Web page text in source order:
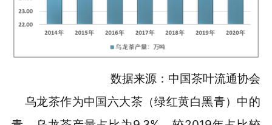
数据来源：中国茶叶流通协会
乌龙茶作为中国六大茶（绿红黄白黑青）中的